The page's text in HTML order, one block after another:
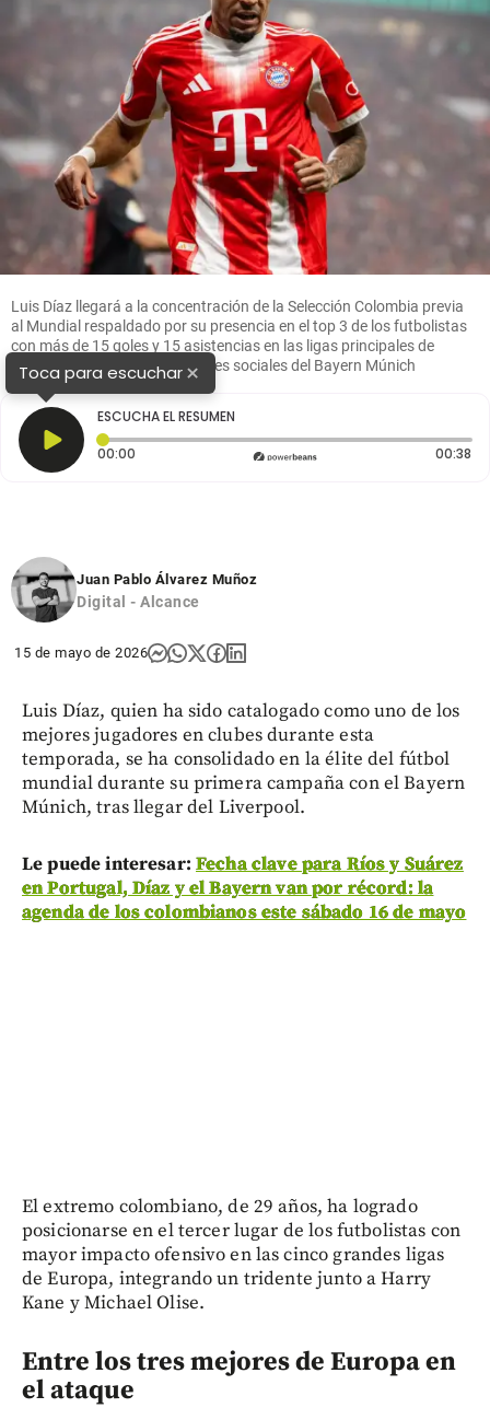
Luis Díaz llegará a la concentración de la Selección Colombia previa
al Mundial respaldado por su presencia en el top 3 de los futbolistas
con más de 15 goles y 15 asistencias en las ligas principales de
Europa. FOTO: Tomada de redes sociales del Bayern Múnich
Toca para escuchar×
ESCUCHA EL RESUMEN
00:00 Tiempo transcurrido: 0 segundos 00:38
Juan Pablo Álvarez Muñoz
Digital - Alcance
15 de mayo de 2026
Luis Díaz, quien ha sido catalogado como uno de los
mejores jugadores en clubes durante esta
temporada, se ha consolidado en la élite del fútbol
mundial durante su primera campaña con el Bayern
Múnich, tras llegar del Liverpool.
Le puede interesar: Fecha clave para Ríos y Suárez
en Portugal, Díaz y el Bayern van por récord: la
agenda de los colombianos este sábado 16 de mayo
El extremo colombiano, de 29 años, ha logrado
posicionarse en el tercer lugar de los futbolistas con
mayor impacto ofensivo en las cinco grandes ligas
de Europa, integrando un tridente junto a Harry
Kane y Michael Olise.
Entre los tres mejores de Europa en
el ataque